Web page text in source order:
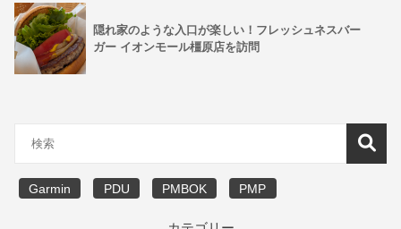
隠れ家のような入口が楽しい！フレッシュネスバー
ガー イオンモール橿原店を訪問
Garmin PDU PMBOK PMP